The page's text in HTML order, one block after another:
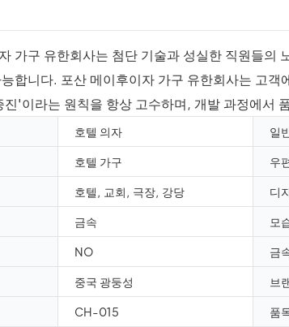
가구 유한회사는 첨단 기술과 성실한 직원들
합니다. 포산 메이후이자 가구 유한회사는 고
'이라는 원칙을 항상 고수하며, 개발 과정에서
호텔 의자 일
호텔 가구 우
호텔, 교회, 극장, 강당 디
금속 모
NO 금
중국 광둥성 브
CH-015 품